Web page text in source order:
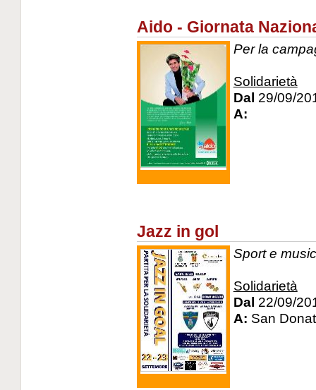
Aido - Giornata
Per la
Solidarietà
Dal 29/09/
A:
Jazz in gol
Sport e
Solidarietà
Dal 22/09/
A: San